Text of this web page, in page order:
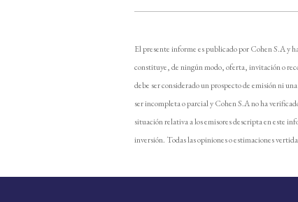
El presente informe es publicado por Cohen S.A y
constituye, de ningún modo, oferta, invitación o
debe ser considerado un prospecto de emisión ni
ser incompleta o parcial y Cohen S.A no ha
situación relativa a los emisores descripta en este
inversión. Todas las opiniones o estimaciones